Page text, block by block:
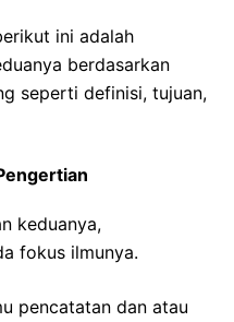
ini adalah
berdasarkan
seperti definisi, tujuan,
keduanya,
fokus ilmunya.
pencatatan dan atau